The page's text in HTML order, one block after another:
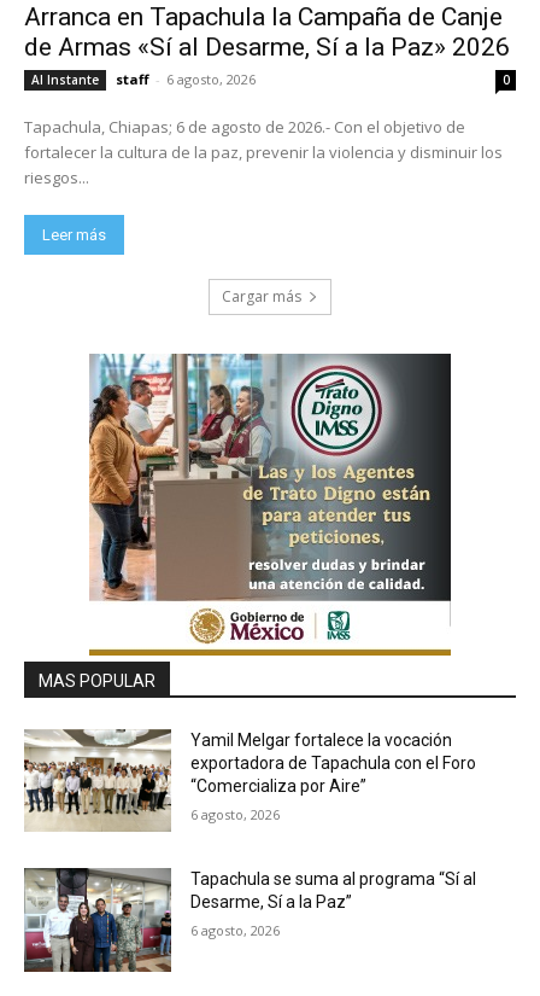
Arranca en Tapachula la Campaña de Canje
de Armas «Sí al Desarme, Sí a la Paz» 2026
Al Instante staff - 6 agosto, 2026 0
Tapachula, Chiapas; 6 de agosto de 2026.- Con el objetivo de
fortalecer la cultura de la paz, prevenir la violencia y disminuir los
riesgos...
Leer más
Cargar más
MAS POPULAR
Yamil Melgar fortalece la vocación
exportadora de Tapachula con el Foro
“Comercializa por Aire”
6 agosto, 2026
Tapachula se suma al programa “Sí al
Desarme, Sí a la Paz”
6 agosto, 2026